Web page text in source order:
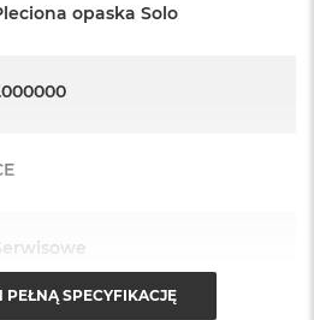
opaska Solo
PEŁNĄ SPECYFIKACJĘ